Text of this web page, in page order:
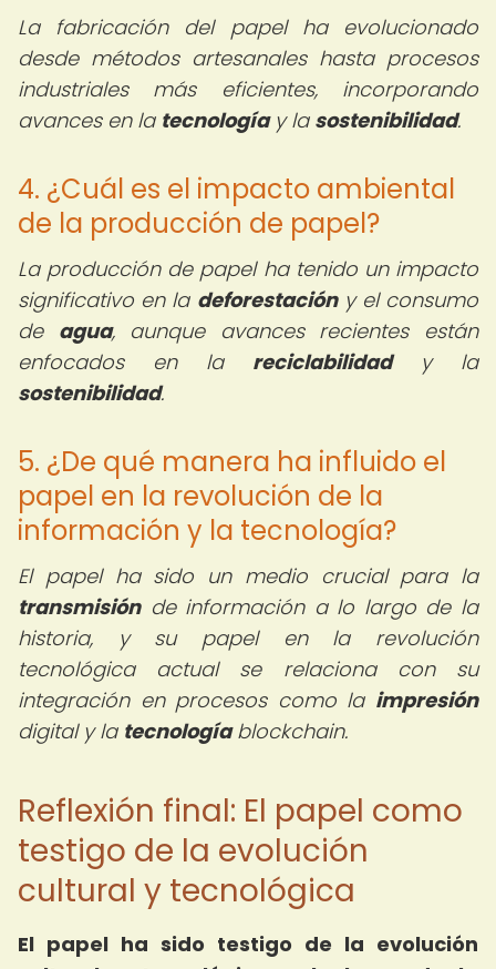
La fabricación del papel ha evolucionado
desde métodos artesanales hasta procesos
industriales más eficientes, incorporando
avances en la tecnologíay la sostenibilidad.
4. ¿Cuál es el impacto ambiental
de la producción de papel?
La producción de papel ha tenido un impacto
significativo en la deforestacióny el consumo
de agua, aunque avances recientes están
enfocados en la reciclabilidady la
sostenibilidad.
5. ¿De qué manera ha influido el
papel en la revolución de la
información y la tecnología?
El papel ha sido un medio crucial para la
transmisiónde información a lo largo de la
historia, y su papel en la revolución
tecnológica actual se relaciona con su
integración en procesos como la impresión
digital y la tecnologíablockchain.
Reflexión final: El papel como
testigo de la evolución
cultural y tecnológica
El papel ha sido testigo de la evolución